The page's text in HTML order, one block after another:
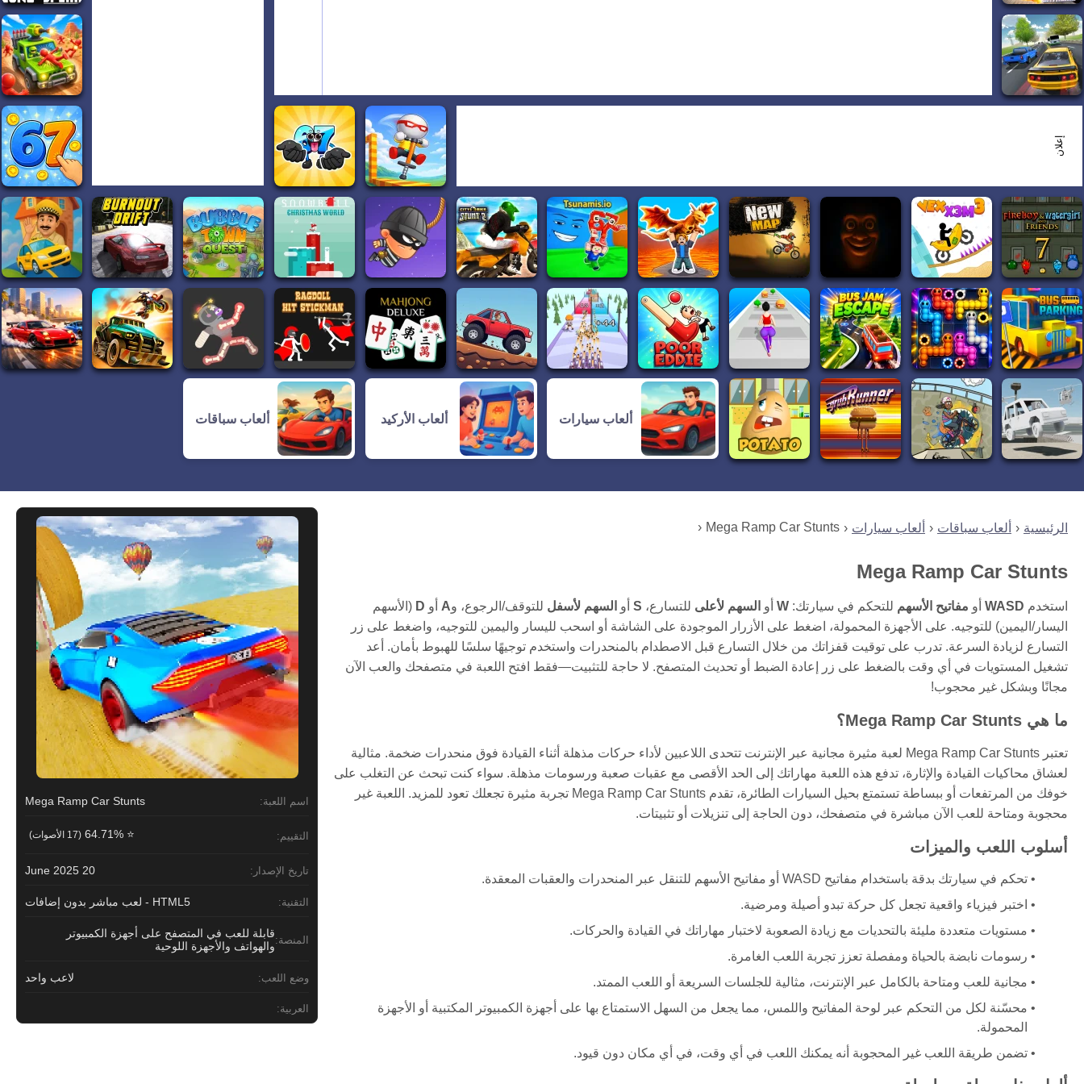
الرئيسية ألعاب سباقات ألعاب سيارات Mega Ramp Car Stunts
Mega Ramp Car Stunts
استخدم WASD أو مفاتيح الأسهم للتحكم في سيارتك: W أو السهم لأعلى للتسارع، S أو السهم لأسفل للتوقف/الرجوع، وA أو D (الأسهم
اليسار/اليمين) للتوجيه. على الأجهزة المحمولة، اضغط على الأزرار الموجودة على الشاشة أو اسحب لليسار واليمين للتوجيه، واضغط على زر
التسارع لزيادة السرعة. تدرب على توقيت قفزاتك من خلال التسارع قبل الاصطدام بالمنحدرات واستخدم توجيهًا سلسًا للهبوط بأمان. أعد
تشغيل المستويات في أي وقت بالضغط على زر إعادة الضبط أو تحديث المتصفح. لا حاجة للتثبيت—فقط افتح اللعبة في متصفحك والعب الآن
مجانًا وبشكل غير محجوب!
ما هي Mega Ramp Car Stunts؟
تعتبر Mega Ramp Car Stunts لعبة مثيرة مجانية عبر الإنترنت تتحدى اللاعبين لأداء حركات مذهلة أثناء القيادة فوق منحدرات ضخمة. مثالية
لعشاق محاكيات القيادة والإثارة، تدفع هذه اللعبة مهاراتك إلى الحد الأقصى مع عقبات صعبة ورسومات مذهلة. سواء كنت تبحث عن التغلب على
خوفك من المرتفعات أو ببساطة تستمتع بحيل السيارات الطائرة، تقدم Mega Ramp Car Stunts تجربة مثيرة تجعلك تعود للمزيد. اللعبة غير
محجوبة ومتاحة للعب الآن مباشرة في متصفحك، دون الحاجة إلى تنزيلات أو تثبيتات.
أسلوب اللعب والميزات
تحكم في سيارتك بدقة باستخدام مفاتيح WASD أو مفاتيح الأسهم للتنقل عبر المنحدرات والعقبات المعقدة.
اختبر فيزياء واقعية تجعل كل حركة تبدو أصيلة ومرضية.
مستويات متعددة مليئة بالتحديات مع زيادة الصعوبة لاختبار مهاراتك في القيادة والحركات.
رسومات نابضة بالحياة ومفصلة تعزز تجربة اللعب الغامرة.
مجانية للعب ومتاحة بالكامل عبر الإنترنت، مثالية للجلسات السريعة أو اللعب الممتد.
محسّنة لكل من التحكم عبر لوحة المفاتيح واللمس، مما يجعل من السهل الاستمتاع بها على أجهزة الكمبيوتر المكتبية أو الأجهزة
المحمولة.
تضمن طريقة اللعب غير المحجوبة أنه يمكنك اللعب في أي وقت، في أي مكان دون قيود.
اسم اللعبة: Mega Ramp Car Stunts
التقييم: ⭐ 64.71% (17 الأصوات)
تاريخ الإصدار: 20 June 2025
التقنية: HTML5 - لعب مباشر بدون إضافات
المنصة:قابلة للعب في المتصفح على أجهزة الكمبيوتر
والهواتف والأجهزة اللوحية
وضع اللعب: لاعب واحد
العربية:
إعلان
ألعاب سيارات ألعاب الأركيد ألعاب سباقات